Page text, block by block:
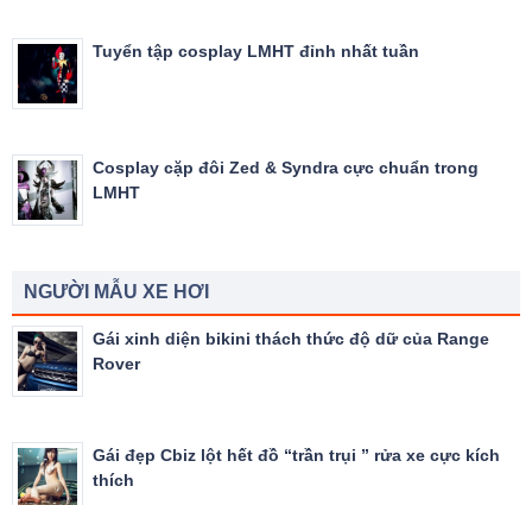
Tuyển tập cosplay LMHT đỉnh nhất tuần
Cosplay cặp đôi Zed & Syndra cực chuẩn trong
LMHT
NGƯỜI MẪU XE HƠI
Gái xinh diện bikini thách thức độ dữ của Range
Rover
Gái đẹp Cbiz lột hết đồ “trần trụi ” rửa xe cực kích
thích